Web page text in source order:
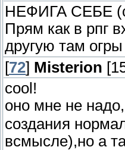
НЕФИГА СЕБЕ
Прям как в рпг
другую там
[72] Misterion
cool!
оно мне не
создания
всмысле),но а